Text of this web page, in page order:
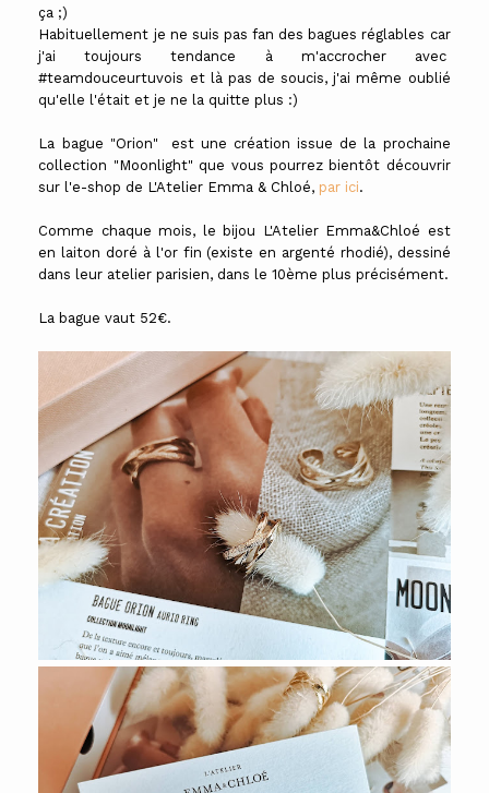
ça ;)
Habituellement je ne suis pas fan des bagues réglables car
j'ai toujours tendance à m'accrocher avec
#teamdouceurtuvois et là pas de soucis, j'ai même oublié
qu'elle l'était et je ne la quitte plus :)
La bague "Orion" est une création issue de la prochaine
collection "Moonlight" que vous pourrez bientôt découvrir
sur l'e-shop de L'Atelier Emma & Chloé, par ici.
Comme chaque mois, le bijou L'Atelier Emma&Chloé est
en laiton doré à l'or fin (existe en argenté rhodié), dessiné
dans leur atelier parisien, dans le 10ème plus précisément.
La bague vaut 52€.